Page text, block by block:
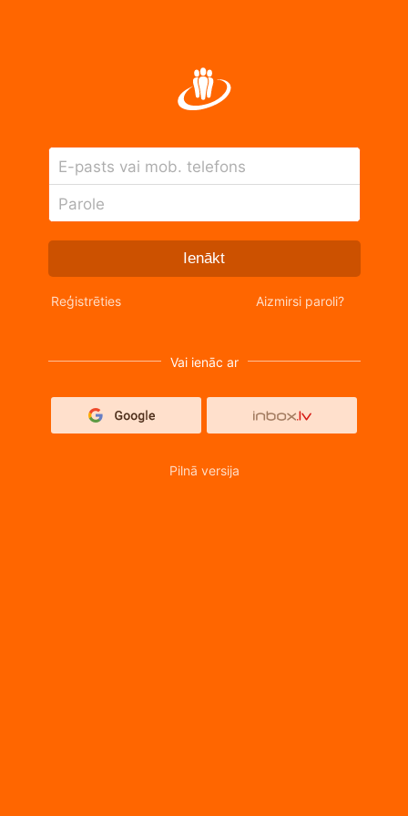
E-pasts vai mob. telefons
Parole
Ienākt
Reģistrēties Aizmirsi paroli?
Vai ienāc ar
Pilnā versija